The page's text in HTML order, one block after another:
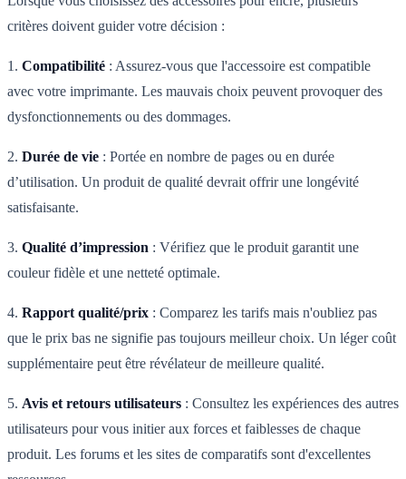
critères doivent guider votre décision :
1. Compatibilité : Assurez-vous que l'accessoire est compatible
avec votre imprimante. Les mauvais choix peuvent provoquer des
dysfonctionnements ou des dommages.
2. Durée de vie : Portée en nombre de pages ou en durée
d’utilisation. Un produit de qualité devrait offrir une longévité
satisfaisante.
3. Qualité d’impression : Vérifiez que le produit garantit une
couleur fidèle et une netteté optimale.
4. Rapport qualité/prix : Comparez les tarifs mais n'oubliez pas
que le prix bas ne signifie pas toujours meilleur choix. Un léger coût
supplémentaire peut être révélateur de meilleure qualité.
5. Avis et retours utilisateurs : Consultez les expériences des autres
utilisateurs pour vous initier aux forces et faiblesses de chaque
produit. Les forums et les sites de comparatifs sont d'excellentes